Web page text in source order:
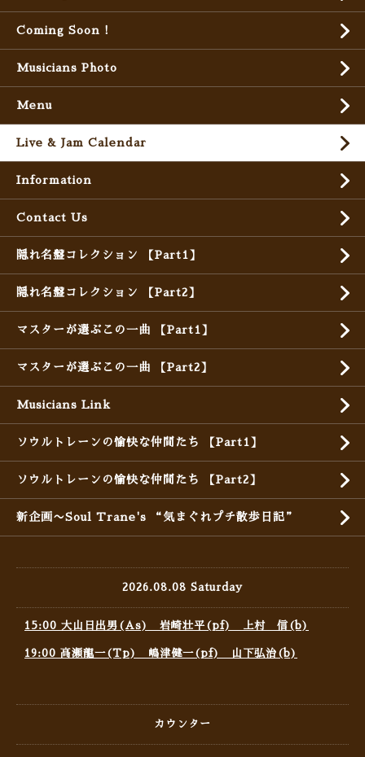
Coming Soon !
Musicians Photo
Menu
Live & Jam Calendar
Information
Contact Us
隠れ名盤コレクション 【Part1】
隠れ名盤コレクション 【Part2】
マスターが選ぶこの一曲 【Part1】
マスターが選ぶこの一曲 【Part2】
Musicians Link
ソウルトレーンの愉快な仲間たち 【Part1】
ソウルトレーンの愉快な仲間たち 【Part2】
新企画〜Soul Trane's “気まぐれプチ散歩日記”
2026.08.08 Saturday
15:00 大山日出男(As) 岩崎壮平(pf) 上村 信(b)
19:00 高瀬龍一(Tp) 嶋津健一(pf) 山下弘治(b)
カウンター